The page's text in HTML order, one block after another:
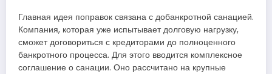
Главная идея поправок связана с добанкротной санацией.
Компания, которая уже испытывает долговую нагрузку,
сможет договориться с кредиторами до полноценного
банкротного процесса. Для этого вводится комплексное
соглашение о санации. Оно рассчитано на крупные